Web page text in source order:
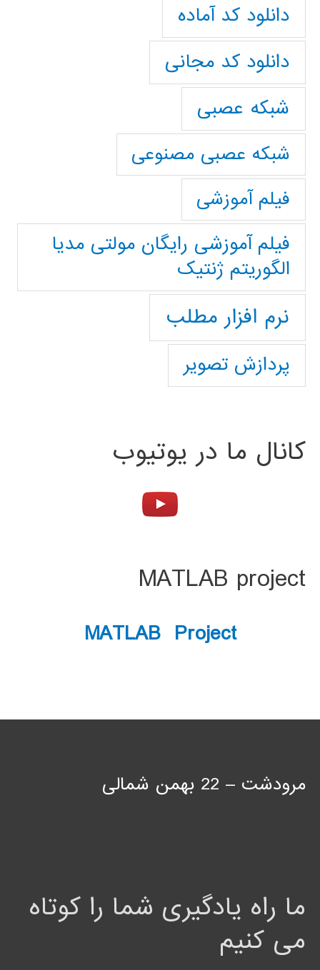
دانلود کد آماده
دانلود کد مجانی
شبکه عصبی
شبکه عصبی مصنوعی
فیلم آموزشی
فیلم آموزشی رایگان مولتی مدیا
الگوریتم ژنتیک
نرم افزار مطلب
پردازش تصویر
کانال ما در یوتیوب
MATLAB project
MATLAB Project
مرودشت – 22 بهمن شمالی
ما راه یادگیری شما را کوتاه
می کنیم